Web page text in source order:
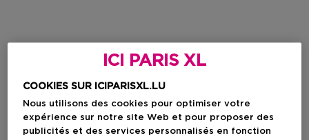
ICI PARIS XL
COOKIES SUR ICIPARISXL.LU
Nous utilisons des cookies pour optimiser votre
expérience sur notre site Web et pour proposer des
publicités et des services personnalisés en fonction